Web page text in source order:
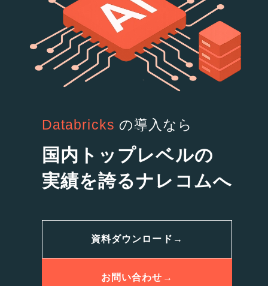
Databricks の導入なら
国内トップレベルの
実績を誇るナレコムへ
資料ダウンロード →
お問い合わせ →